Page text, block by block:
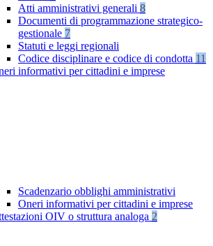
Atti amministrativi generali 8
Documenti di programmazione strategico-
gestionale 7
Statuti e leggi regionali
Codice disciplinare e codice di condotta 11
informativi per cittadini e imprese
Scadenzario obblighi amministrativi
Oneri informativi per cittadini e imprese
OIV o struttura analoga 2